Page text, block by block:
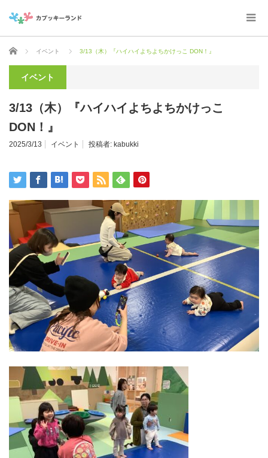
ホーム イベント 3/13（木）『ハイハイよちよちかけっこ DON！』
イベント
3/13（木）『ハイハイよちよちかけっこ
DON！』
2025/3/13 イベント 投稿者: kabukki